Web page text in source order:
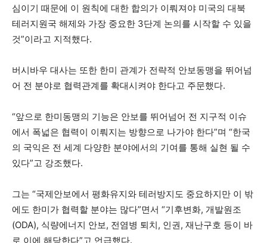
심이기 때문에 이 원칙에 대한 합의가 이뤄져야 미국의 대북
테러지원국 해제와 가장 중요한 3단계 논의를 시작할 수 있을
것”이라고 지적했다.
버시바우 대사는 또한 한미 관계가 전략적 안보동맹을 뛰어넘
어 전 분야로 협력관계를 확대시켜야 한다고 주문했다.
“앞으로 한미동맹의 기능은 안보를 뛰어넘어 전 지구적 이슈
에서 폭넓은 협력이 이뤄지는 방향으로 나가야 한다”며 “한국
의 국익은 전 세계 다양한 분야에서의 기여를 통해 실현 될 수
있다”고 강조했다.
그는 “국제안보에서 평화유지와 테러방지도 중요하지만 이 밖
에도 한미가 협력할 분야는 많다”면서 “기후변화, 개발원조
(ODA), 식량에너지 안보, 전염병 퇴치, 인권, 재난구호 등이 바
로 이에 해당한다”고 언급했다.